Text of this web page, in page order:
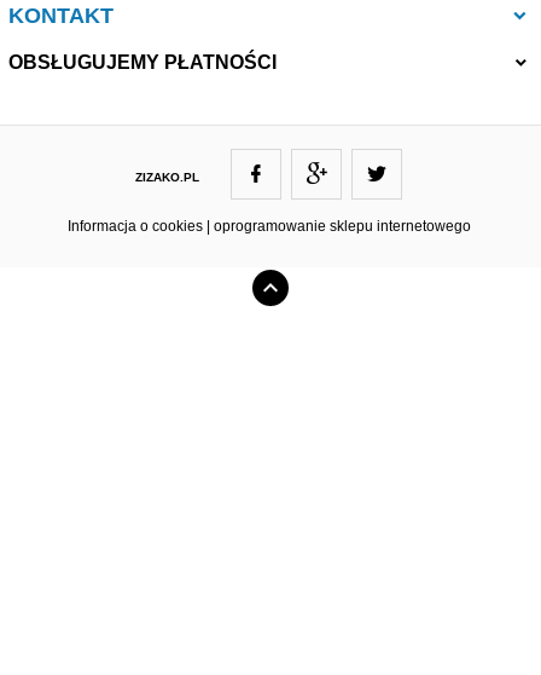
KONTAKT
OBSŁUGUJEMY PŁATNOŚCI
ZIZAKO.PL
Informacja o cookies oprogramowanie sklepu internetowego